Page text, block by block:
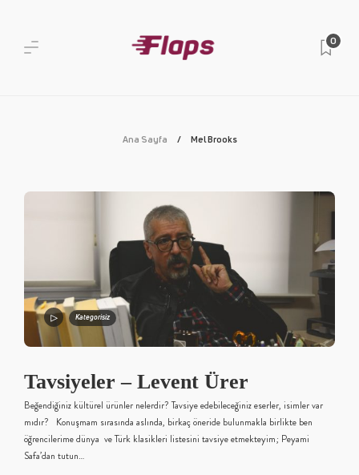
0
Ana Sayfa Mel Brooks
Kategorisiz
Tavsiyeler – Levent Ürer
Beğendiğiniz kültürel ürünler nelerdir? Tavsiye edebileceğiniz eserler, isimler var
mıdır? Konuşmam sırasında aslında, birkaç öneride bulunmakla birlikte ben
öğrencilerime dünya ve Türk klasikleri listesini tavsiye etmekteyim; Peyami
Safa’dan tutun…